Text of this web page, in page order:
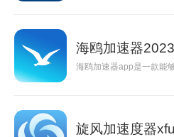
海鸥加速器
海鸥加速器app是一款能
旋风加速度器